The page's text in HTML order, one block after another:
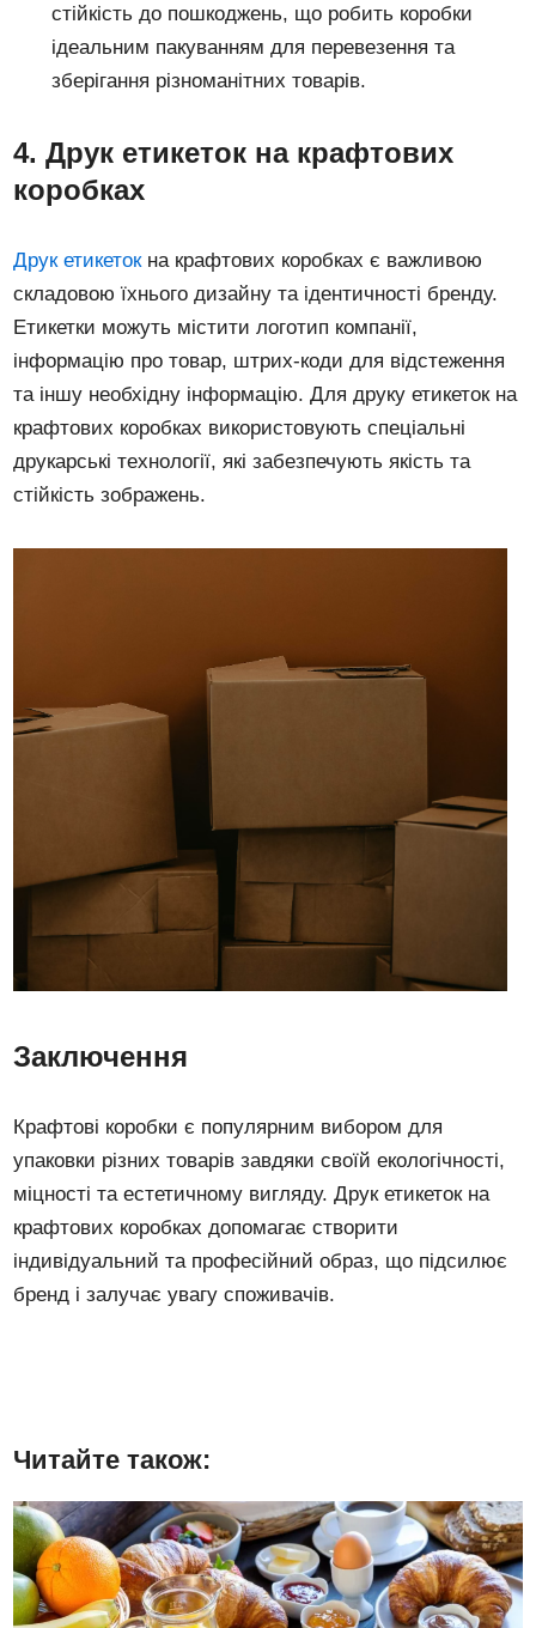
стійкість до пошкоджень, що робить коробки
ідеальним пакуванням для перевезення та
зберігання різноманітних товарів.
4. Друк етикеток на крафтових
коробках
Друк етикетокна крафтових коробках є важливою
складовою їхнього дизайну та ідентичності бренду.
Етикетки можуть містити логотип компанії,
інформацію про товар, штрих-коди для відстеження
та іншу необхідну інформацію. Для друку етикеток на
крафтових коробках використовують спеціальні
друкарські технології, які забезпечують якість та
стійкість зображень.
Заключення
Крафтові коробки є популярним вибором для
упаковки різних товарів завдяки своїй екологічності,
міцності та естетичному вигляду. Друк етикеток на
крафтових коробках допомагає створити
індивідуальний та професійний образ, що підсилює
бренд і залучає увагу споживачів.
Читайте також: